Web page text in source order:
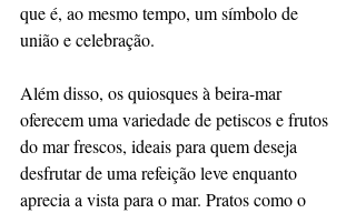
que é, ao mesmo tempo, um símbolo de
união e celebração.
Além disso, os quiosques à beira-mar
oferecem uma variedade de petiscos e frutos
do mar frescos, ideais para quem deseja
desfrutar de uma refeição leve enquanto
aprecia a vista para o mar. Pratos como o